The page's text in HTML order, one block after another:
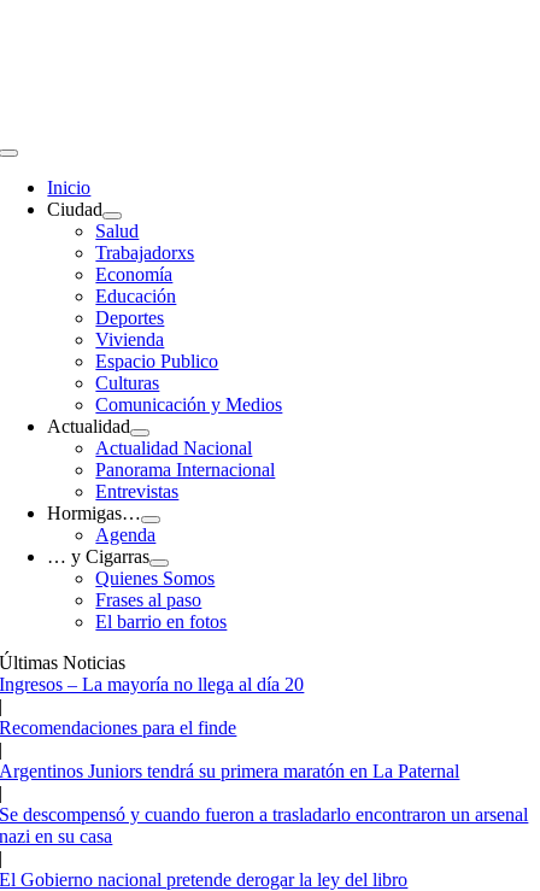
Toggle
Navigation
Inicio
Ciudad
Salud
Trabajadorxs
Economía
Educación
Deportes
Vivienda
Espacio Publico
Culturas
Comunicación y Medios
Actualidad
Actualidad Nacional
Panorama Internacional
Entrevistas
Hormigas…
Agenda
… y Cigarras
Quienes Somos
Frases al paso
El barrio en fotos
Últimas Noticias
Ingresos – La mayoría no llega al día 20
|
Recomendaciones para el finde
|
Argentinos Juniors tendrá su primera maratón en La Paternal
|
Se descompensó y cuando fueron a trasladarlo encontraron un arsenal
nazi en su casa
|
El Gobierno nacional pretende derogar la ley del libro